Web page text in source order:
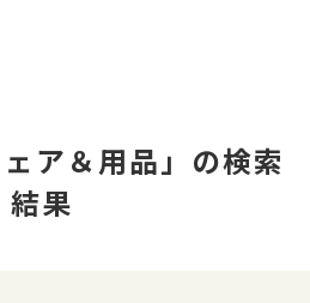
ェア＆用品」の検索
結果